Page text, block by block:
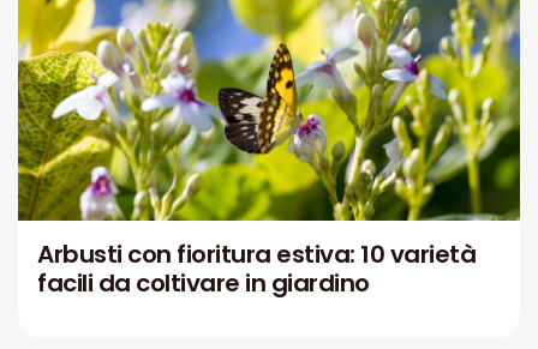
Arbusti con fioritura estiva: 10 varietà
facili da coltivare in giardino